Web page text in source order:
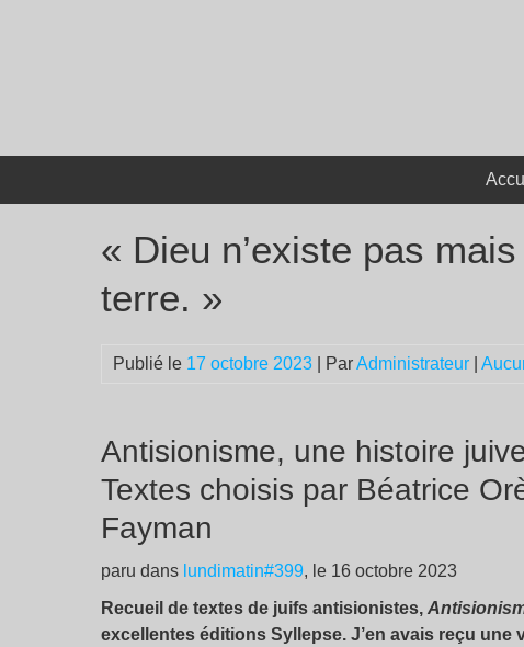
« Dieu n’existe pas
terre. »
Publié le 17 octobre 2023 | ParAdministrateur
Antisionisme, une histoire
Textes choisis par Béatrice
Fayman
paru dans lundimatin#399, le 16 octobre 2023
Recueil de textes de juifs antisionistes,
excellentes éditions Syllepse. J’en avais reçu